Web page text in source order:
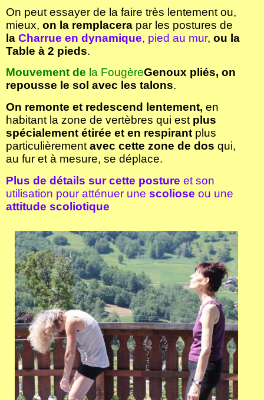
On peut essayer de la faire très lentement ou,
mieux, on la remplacera par les postures de
la Charrue en dynamique, pied au mur, ou la
Table à 2 pieds.
Mouvement de la FougèreGenoux pliés, on
repousse le sol avec les talons.
On remonte et redescend lentement, en
habitant la zone de vertèbres qui est plus
spécialement étirée et en respirant plus
particulièrementavec cette zone de dos qui,
au fur et à mesure, se déplace.
Plus de détails sur cette posture et son
utilisation pour atténuer une scoliose ou une
attitude scoliotique